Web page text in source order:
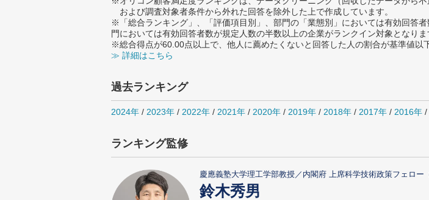
および調査対象者条件から外れた回答を除外した上で作成しています。
※「総合ランキング」、「評価項目別」、部門の「業態別」においては有効回答
門においては有効回答者数が規定人数の半数以上の企業がランクイン対象となりま
※総合得点が60.00点以上で、他人に薦めたくないと回答した人の割合が基準値以
≫ 詳細はこちら
過去ランキング
2024年 / 2023年 / 2022年 / 2021年 / 2020年 / 2019年 / 2018年 / 2017年 / 2016年 /
ランキング監修
慶應義塾大学理工学部教授／内閣府 上席科学技術政策フェロー
鈴木秀男